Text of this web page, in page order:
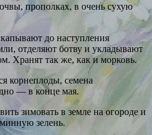
прополках, в очень сухую
до наступления
отделяют ботву и укладывают
Хранят так же, как и морковь.
корнеплоды, семена
— в конце мая.
зимовать в земле на огороде и
зелень.